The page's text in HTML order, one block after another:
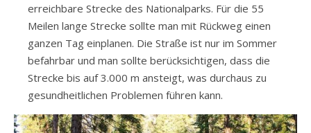
erreichbare Strecke des Nationalparks. Für die 55
Meilen lange Strecke sollte man mit Rückweg einen
ganzen Tag einplanen. Die Straße ist nur im Sommer
befahrbar und man sollte berücksichtigen, dass die
Strecke bis auf 3.000 m ansteigt, was durchaus zu
gesundheitlichen Problemen führen kann.